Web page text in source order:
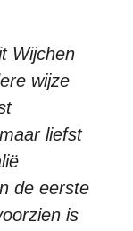
Wijchen
wijze
liefst
de eerste
is